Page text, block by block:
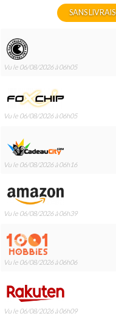
SANS
Vu le 06/08/2026 à 06h05
Vu le 06/08/2026 à 06h05
Vu le 06/08/2026 à 06h16
Vu le 06/08/2026 à 06h39
Vu le 06/08/2026 à 06h06
Vu le 06/08/2026 à 06h09